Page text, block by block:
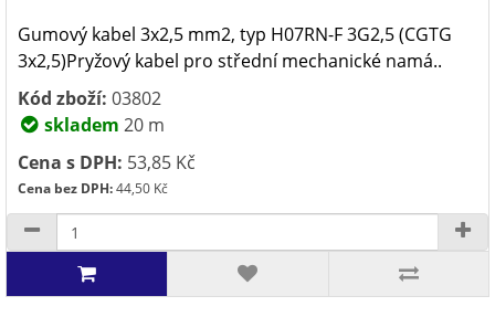
Gumový kabel 3x2,5 mm2, typ H07RN-F 3G2,5 (CGTG
3x2,5)Pryžový kabel pro střední mechanické namá..
Kód zboží: 03802
skladem 20 m
Cena s DPH: 53,85 Kč
Cena bez DPH:44,50 Kč